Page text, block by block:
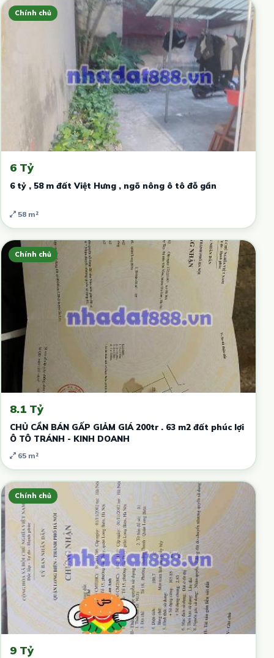
Chính chủ
6 Tỷ
6 tỷ , 58 m đất Việt Hưng , ngõ nông ô tô đỗ gần
58 m²
Chính chủ
8.1 Tỷ
CHỦ CẦN BÁN GẤP GIẢM GIÁ 200tr . 63 m2 đất phúc lợi
Ô TÔ TRÁNH - KINH DOANH
65 m²
Chính chủ
9 Tỷ